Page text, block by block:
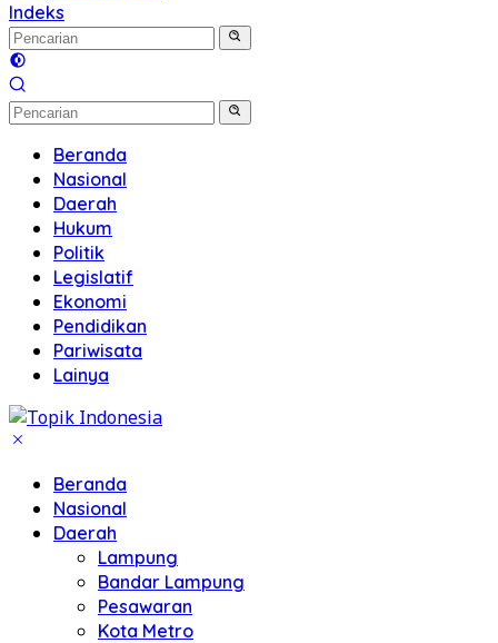
Indeks
Beranda
Nasional
Daerah
Hukum
Politik
Legislatif
Ekonomi
Pendidikan
Pariwisata
Lainya
Beranda
Nasional
Daerah
Lampung
Bandar Lampung
Pesawaran
Kota Metro